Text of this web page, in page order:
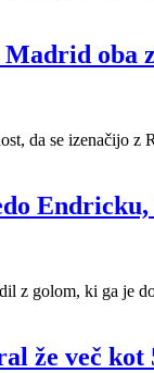
oba
da se izenačijo z
z golom, ki ga je
že več